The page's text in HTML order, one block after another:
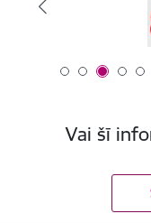
Vai šī